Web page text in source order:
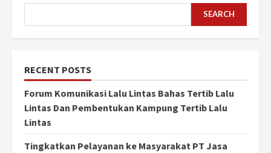
SEARCH
RECENT POSTS
Forum Komunikasi Lalu Lintas Bahas Tertib Lalu
Lintas Dan Pembentukan Kampung Tertib Lalu
Lintas
Tingkatkan Pelayanan ke Masyarakat PT Jasa